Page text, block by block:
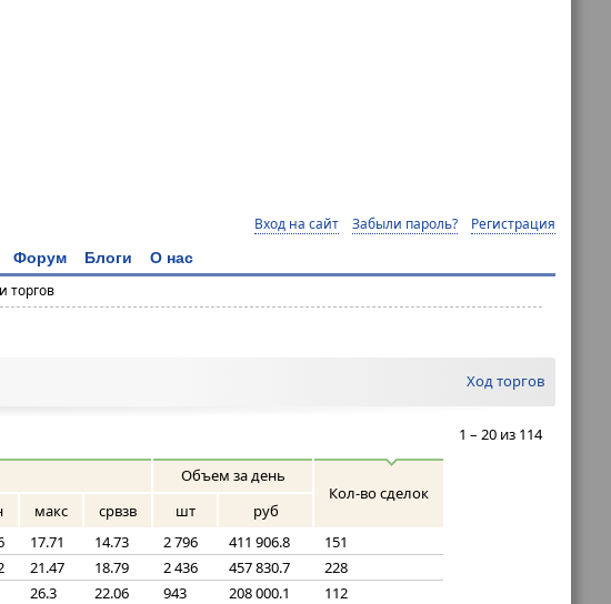
Вход на сайт Забыли пароль? Регистрация
Форум Блоги О нас
торгов
Ход торгов
1 – 20 из 114
Объем за день
Кол-во сделок
макс срвзв шт
руб
17.71 14.73 2 796 411 906.8
151
21.47 18.79 2 436 457 830.7
228
26.3 22.06 943 208 000.1
112